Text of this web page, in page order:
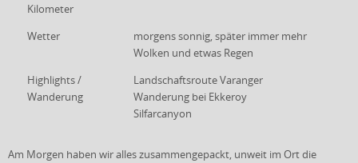
Kilometer
Wetter
morgens sonnig, später immer mehr
Wolken und etwas Regen
Highlights /
Wanderung
Landschaftsroute Varanger
Wanderung bei Ekkeroy
Silfarcanyon
Am Morgen haben wir alles zusammengepackt, unweit im Ort die